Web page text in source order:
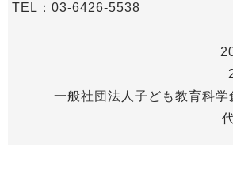
TEL：03-6426-5538
一般社団法人子ども教育科